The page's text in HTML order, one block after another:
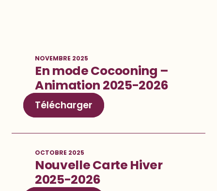
NOVEMBRE 2025
En mode Cocooning –
Animation 2025-2026
Télécharger
OCTOBRE 2025
Nouvelle Carte Hiver
2025-2026